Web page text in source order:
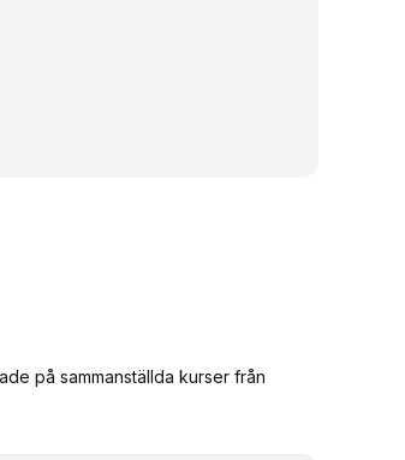
på sammanställda kurser från